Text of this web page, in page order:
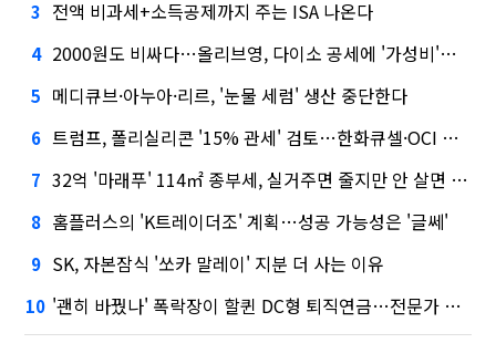
3 전액 비과세+소득공제까지 주는 ISA 나온다
4 2000원도 비싸다…올리브영, 다이소 공세에 '가성비'로 맞불
5 메디큐브·아누아·리르, '눈물 세럼' 생산 중단한다
6 트럼프, 폴리실리콘 '15% 관세' 검토…한화큐셀·OCI 영향은?
7 32억 '마래푸' 114㎡ 종부세, 실거주면 줄지만 안 살면 2.5배
8 홈플러스의 'K트레이더조' 계획…성공 가능성은 '글쎄'
9 SK, 자본잠식 '쏘카 말레이' 지분 더 사는 이유
10 '괜히 바꿨나' 폭락장이 할퀸 DC형 퇴직연금…전문가 조언은